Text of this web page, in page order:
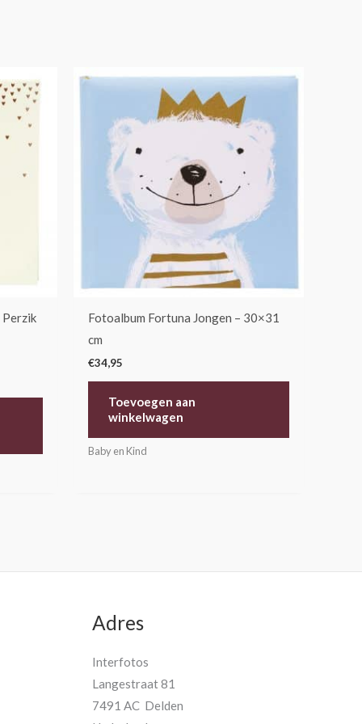
Perzik
Fotoalbum Fortuna Jongen – 30×31
cm
€34,95
Toevoegen aan
winkelwagen
Baby en Kind
Adres
Interfotos
Langestraat 81
7491 AC Delden